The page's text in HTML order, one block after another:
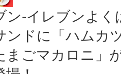
ン‐イレブンよく
ンドに「ハムカ
まごマカロニ」